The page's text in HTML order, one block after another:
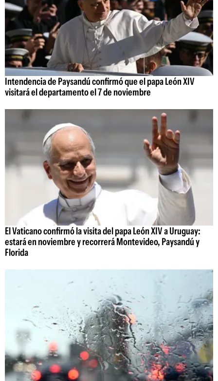
Intendencia de Paysandú confirmó que el papa León XIV
visitará el departamento el 7 de noviembre
El Vaticano confirmó la visita del papa León XIV a Uruguay:
estará en noviembre y recorrerá Montevideo, Paysandú y
Florida